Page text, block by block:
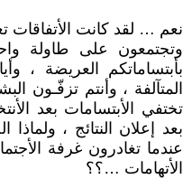
نعم … لقد كانت الأتفاقات
وتجتمعون على طاولة
بأبتساماتكم العريضة ،
المتآلفة ، وأنتم تزفّـون
تختفي الأبتسامات بعد
بعد إعلان النتائج ،
عندما تغادرون غرفة
الأتهامات …؟؟